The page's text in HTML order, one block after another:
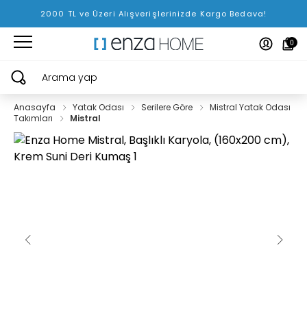
2000 TL ve Üzeri Alışverişlerinizde Kargo Bedava!
0
Arama yap
Anasayfa Yatak Odası Serilere Göre
Mistral Yatak Odası
Takımları
Mistral